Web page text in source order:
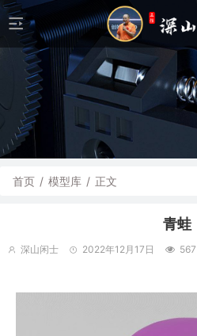
首页 / 模型库 / 正文
青蛙
深山闲士 2022年12月17日 567